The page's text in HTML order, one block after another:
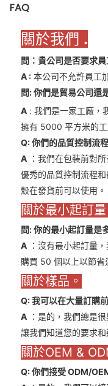
FAQ
關於我們 .
問：貴公司是否要求
A : 本公司不允許員工
問: 你們是貿易公司還
A : 我們是一家工廠，
擁有 5000 平方米的工
Q: 你們的品質控制流
A ：我們在包裝前對
優秀的品質控制流程
殼在發貨前可以使用。
關於最小起訂量
問: 你的最小起訂量是
A ：沒有最小起訂量
購買 50 個以上以節省
關於樣品。
Q: 我可以在大量訂購
A ：是的，我們總是
讓我們知道您的要求和
關於OEM &
Q: 你們接受 ODM/